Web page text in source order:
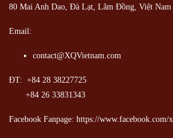
80 Mai Anh Dao, Đà Lạt, Lâm Đồng, Việt Nam
Email:
contact@XQVietnam.com
ĐT: +84 28 38227725
+84 26 33831343
Facebook Fanpage: https://www.facebook.com/